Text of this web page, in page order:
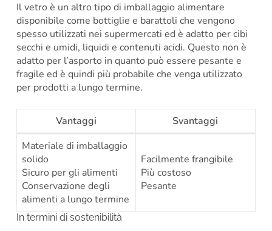
Il vetro è un altro tipo di imballaggio alimentare
disponibile come bottiglie e barattoli che vengono
spesso utilizzati nei supermercati ed è adatto per cibi
secchi e umidi, liquidi e contenuti acidi. Questo non è
adatto per l’asporto in quanto può essere pesante e
fragile ed è quindi più probabile che venga utilizzato
per prodotti a lungo termine.
Vantaggi
Svantaggi
Materiale di imballaggio
solido
Sicuro per gli alimenti
Conservazione degli
alimenti a lungo termine
Facilmente frangibile
Più costoso
Pesante
In termini di sostenibilità